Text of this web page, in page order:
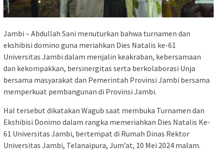
Jambi – Abdullah Sani menuturkan bahwa turnamen dan
ekshibisi domino guna meriahkan Dies Natalis ke-61
Universitas Jambi dalam menjalin keakraban, kebersamaan
dan kekompakkan, bersinergitas serta berkolaborasi Unja
bersama masyarakat dan Pemerintah Provinsi Jambi bersama
memperkuat pembangunan di Provinsi Jambi.
Hal tersebut dikatakan Wagub saat membuka Turnamen dan
Ekshibisi Donimo dalam rangka memeriahkan Dies Natalis Ke-
61 Universitas Jambi, bertempat di Rumah Dinas Rektor
Universitas Jambi, Telanaipura, Jum’at, 10 Mei 2024 malam.